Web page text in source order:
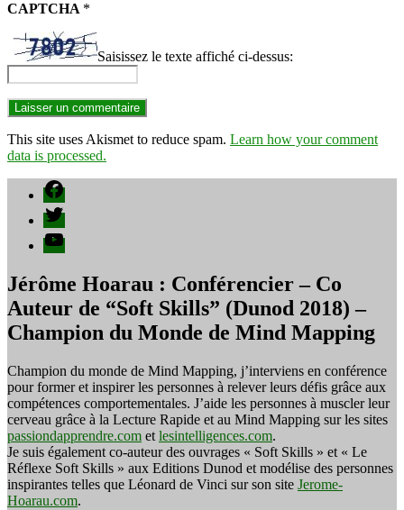
CAPTCHA *
Saisissez le texte affiché ci-dessus:
This site uses Akismet to reduce spam. Learn how your comment
data is processed.
Facebook
Twitter
YouTube
Jérôme Hoarau : Conférencier – Co
Auteur de “Soft Skills” (Dunod 2018) –
Champion du Monde de Mind Mapping
Champion du monde de Mind Mapping, j’interviens en conférence
pour former et inspirer les personnes à relever leurs défis grâce aux
compétences comportementales. J’aide les personnes à muscler leur
cerveau grâce à la Lecture Rapide et au Mind Mapping sur les sites
passiondapprendre.com et lesintelligences.com.
Je suis également co-auteur des ouvrages « Soft Skills » et « Le
Réflexe Soft Skills » aux Editions Dunod et modélise des personnes
inspirantes telles que Léonard de Vinci sur son site Jerome-
Hoarau.com.